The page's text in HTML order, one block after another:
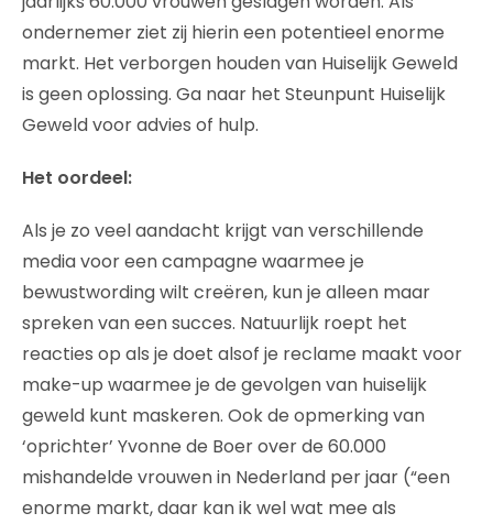
ondernemer ziet zij hierin een potentieel enorme
markt. Het verborgen houden van Huiselijk Geweld
is geen oplossing. Ga naar het Steunpunt Huiselijk
Geweld voor advies of hulp.
Het oordeel:
Als je zo veel aandacht krijgt van verschillende
media voor een campagne waarmee je
bewustwording wilt creëren, kun je alleen maar
spreken van een succes. Natuurlijk roept het
reacties op als je doet alsof je reclame maakt voor
make-up waarmee je de gevolgen van huiselijk
geweld kunt maskeren. Ook de opmerking van
‘oprichter’ Yvonne de Boer over de 60.000
mishandelde vrouwen in Nederland per jaar (“een
enorme markt, daar kan ik wel wat mee als